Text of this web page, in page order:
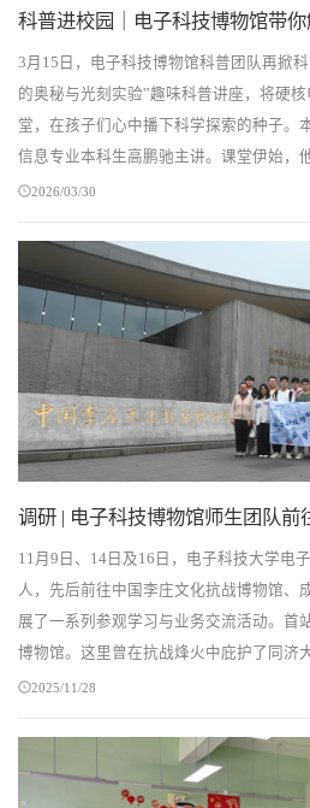
科普进校园｜电子科技博物馆带你
3月15日，电子科技博物馆科普团队再掀
的奥秘与光刻实验”趣味科普讲座，将硬
堂，在孩子们心中播下科学探索的种子。
信息专业本科生高鹏驰主讲。课堂伊始，
喻，巧妙引入芯片制造主题：“芯片的诞生
2026/03/30
调研 | 电子科技博物馆师生团队前
11月9日、14日及16日，电子科技大学电
人，先后前往中国李庄文化抗战博物馆、
展了一系列参观学习与业务交流活动。首
博物馆。这里曾在抗战烽火中庇护了同济
学府和科研机构。在讲解员引导下，师生们
2025/11/28